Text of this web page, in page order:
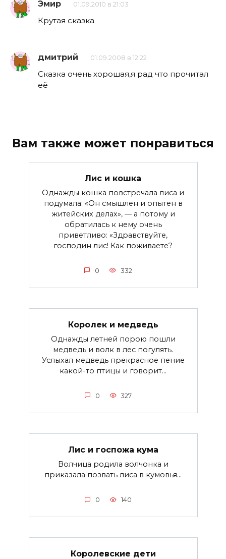
Эмир 01.09.2010 в 21:03
Крутая сказка
дмитрий 01.09.2008 в 12:22
Сказка очень хорошая,я рад что прочитал
её
Вам также может понравиться
Лис и кошка
Однажды кошка повстречала лиса и
подумала: «Он смышлен и опытен в
житейских делах», — а потому и
обратилась к нему очень
приветливо: «Здравствуйте,
господин лис! Как поживаете?
0 332
Королек и медведь
Однажды летней порою пошли
медведь и волк в лес погулять.
Услыхал медведь прекрасное пение
какой-то птицы и говорит...
0 327
Лис и госпожа кума
Волчица родила волчонка и
приказала позвать лиса в кумовья...
0 140
Королевские дети